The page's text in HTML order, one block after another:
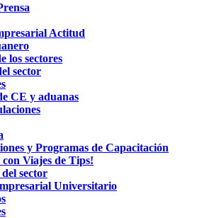
Actitud
los sectores
sector
CE y aduanas
y Programas de Capacitación
con Viajes de Tips!
sector
Universitario